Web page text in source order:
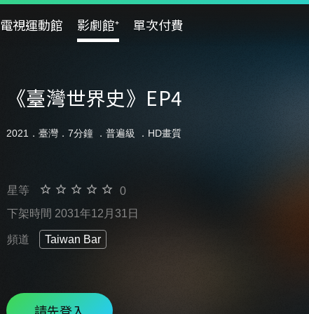
電視運動館 影劇館⁺ 單次付費
《臺灣世界史》EP4
2021．臺灣．7分鐘 ． 普遍級 ．HD畫質
星等
0
下架時間 2031年12月31日
頻道 Taiwan Bar